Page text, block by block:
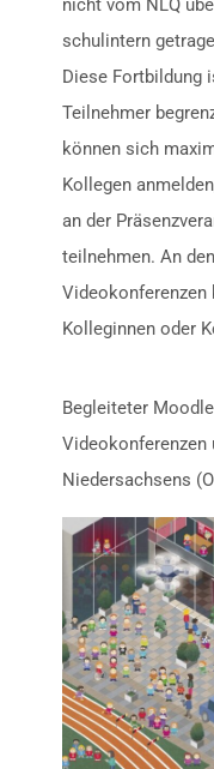
nicht vom NLQ
schulintern
Diese Fortbildung
Teilnehmer
können sich
Kollegen
an der
teilnehmen. An
Kolleginnen oder
Begleiteter
Videokonferenzen
Niedersachsens